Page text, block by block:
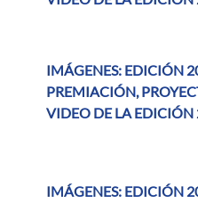
IMÁGENES: EDICIÓN
PREMIACIÓN,
VIDEO DE LA
IMÁGENES: EDICIÓN